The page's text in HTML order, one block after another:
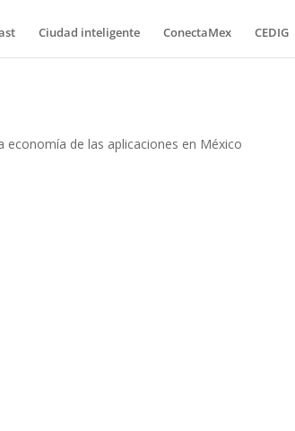
Ciudad inteligente ConectaMex CEDIG